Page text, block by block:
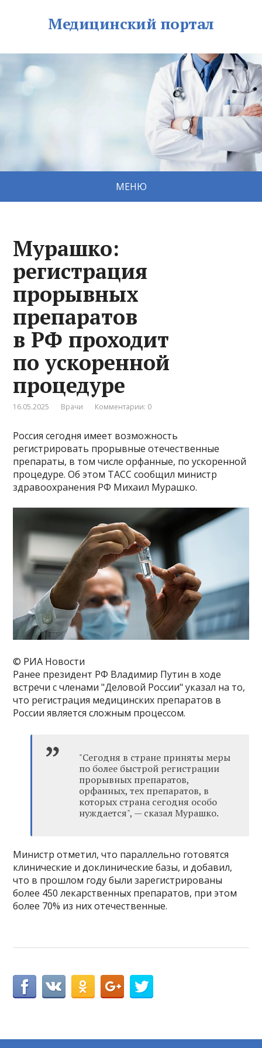
Медицинский портал
МЕНЮ
Мурашко:
регистрация
прорывных
препаратов
в РФ проходит
по ускоренной
процедуре
16.05.2025 Врачи Комментарии: 0
Россия сегодня имеет возможность
регистрировать прорывные отечественные
препараты, в том числе орфанные, по ускоренной
процедуре. Об этом ТАСС сообщил министр
здравоохранения РФ Михаил Мурашко.
© РИА Новости
Ранее президент РФ Владимир Путин в ходе
встречи с членами "Деловой России" указал на то,
что регистрация медицинских препаратов в
России является сложным процессом.
"Сегодня в стране приняты меры
по более быстрой регистрации
прорывных препаратов,
орфанных, тех препаратов, в
которых страна сегодня особо
нуждается", — сказал Мурашко.
Министр отметил, что параллельно готовятся
клинические и доклинические базы, и добавил,
что в прошлом году были зарегистрированы
более 450 лекарственных препаратов, при этом
более 70% из них отечественные.